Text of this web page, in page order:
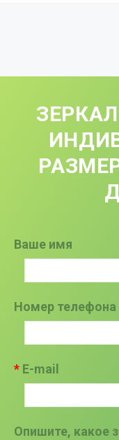
Ваше имя
Номер телефона
E-mail
Опишите, какое